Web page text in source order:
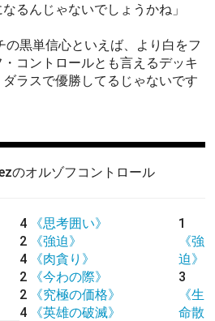
るんじゃないでしょうかね」
黒単信心といえば、より白をフ
コントロールとも言えるデッキ
ラスで優勝してるじゃないです
のオルゾフコントロール
4
《思考囲い》
2
《強迫》
4
《肉貪り》
2
《今わの際》
2
《究極の価格》
4
《英雄の破滅》
1
《強
迫》
3
《生
命散